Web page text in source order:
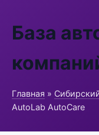
База
Главная »
AutoLab AutoCare